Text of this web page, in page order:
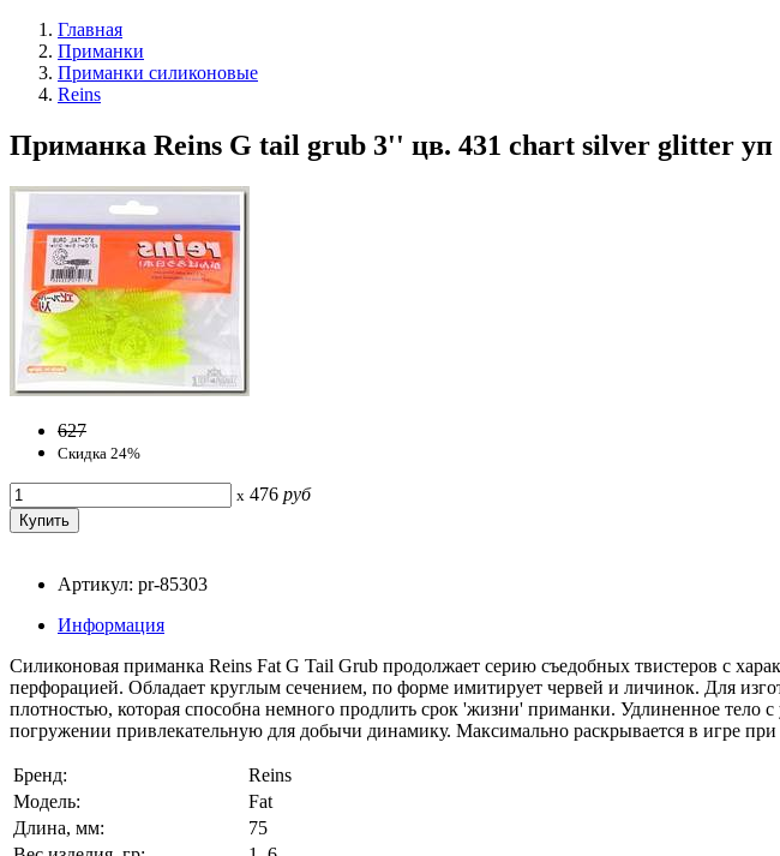
Главная
Приманки
Приманки силиконовые
Reins
Приманка Reins G tail grub 3'' цв. 431 chart silver glitter уп
627
Скидка 24%
x 476 руб
Артикул: pr-85303
Информация
Силиконовая приманка Reins Fat G Tail Grub продолжает серию съедобных твистеров с
перфорацией. Обладает круглым сечением, по форме имитирует червей и личинок. Для
плотностью, которая способна немного продлить срок 'жизни' приманки. Удлиненное
погружении привлекательную для добычи динамику. Максимально раскрывается в игре
Бренд:
Reins
Модель:
Fat
Длина, мм:
75